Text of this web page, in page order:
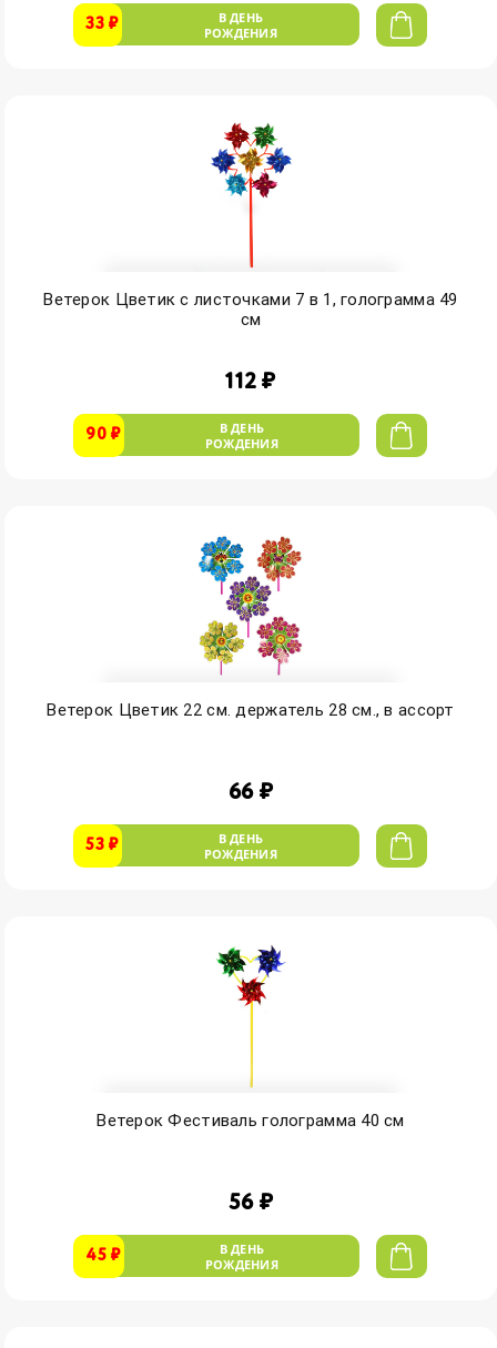
33 ₽
В ДЕНЬ
РОЖДЕНИЯ
Ветерок Цветик с листочками 7 в 1, голограмма 49
см
112 ₽
90 ₽
В ДЕНЬ
РОЖДЕНИЯ
Ветерок Цветик 22 см. держатель 28 см., в ассорт
66 ₽
53 ₽
В ДЕНЬ
РОЖДЕНИЯ
Ветерок Фестиваль голограмма 40 см
56 ₽
45 ₽
В ДЕНЬ
РОЖДЕНИЯ